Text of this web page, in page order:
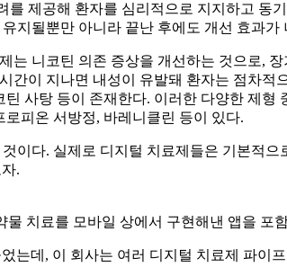
제공해 환자를 심리적으로 지지하고 동
지될뿐만 아니라 끝난 후에도 개선 효과가
니코틴 의존 증상을 개선하는 것으로,
간이 지나면 내성이 유발돼 환자는 점차
사탕 등이 존재한다. 이러한 다양한 제
피온 서방정, 바레니클린 등이 있다.
이다. 실제로 디지털 치료제들은 기본적
.
치료를 모바일 상에서 구현해낸 앱을 포
는데, 이 회사는 여러 디지털 치료제 파이